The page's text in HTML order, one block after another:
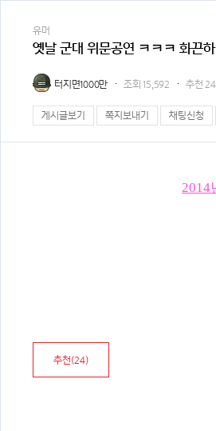
유머
옛날 군대 위문공연 ㅋㅋㅋ 화끈
터지면1000만 조회15,592 추천24
게시글보기 쪽지보내기 채팅신청
2014
추천(24)